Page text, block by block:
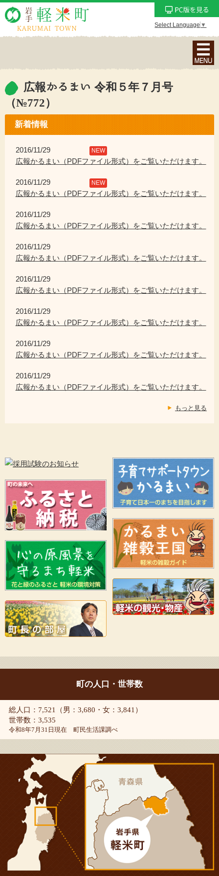
Select Language ▼
ナ
ビ
ン
メ
表
広報かるまい 令和５年７月号
（№772）
新着情報
2016/11/29 NEW
広報かるまい（PDFファイル形式）をご覧いただけます。
2016/11/29 NEW
広報かるまい（PDFファイル形式）をご覧いただけます。
2016/11/29
広報かるまい（PDFファイル形式）をご覧いただけます。
2016/11/29
広報かるまい（PDFファイル形式）をご覧いただけます。
2016/11/29
広報かるまい（PDFファイル形式）をご覧いただけます。
2016/11/29
広報かるまい（PDFファイル形式）をご覧いただけます。
2016/11/29
広報かるまい（PDFファイル形式）をご覧いただけます。
2016/11/29
広報かるまい（PDFファイル形式）をご覧いただけます。
もっと見る
町の人口・世帯数
総人口：7,521（男：3,680・女：3,841）
世帯数：3,535
令和8年7月31日現在 町民生活課調べ